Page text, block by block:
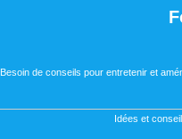
Besoin de conseils pour entretenir et
Idées et